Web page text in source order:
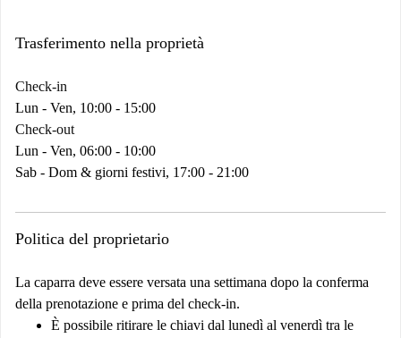
Trasferimento nella proprietà
Check-in
Lun - Ven, 10:00 - 15:00
Check-out
Lun - Ven, 06:00 - 10:00
Sab - Dom & giorni festivi, 17:00 - 21:00
Politica del proprietario
La caparra deve essere versata una settimana dopo la conferma
della prenotazione e prima del check-in.
È possibile ritirare le chiavi dal lunedì al venerdì tra le